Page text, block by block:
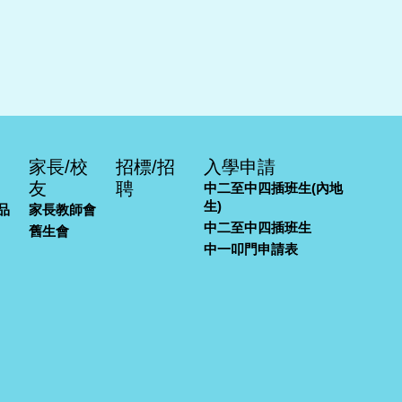
家長/校
友
家長教師會
舊生會
招標/招
聘
入學申請
中二至中四插班生(內地
生)
中二至中四插班生
中一叩門申請表